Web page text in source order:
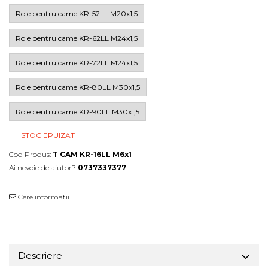
Role pentru came KR-52LL M20x1,5
Role pentru came KR-62LL M24x1,5
Role pentru came KR-72LL M24x1,5
Role pentru came KR-80LL M30x1,5
Role pentru came KR-90LL M30x1,5
STOC EPUIZAT
Cod Produs: T CAM KR-16LL M6x1
Ai nevoie de ajutor? 0737337377
Cere informatii
Descriere